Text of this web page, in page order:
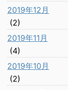
2019年12月
(2)
2019年11月
(4)
2019年10月
(2)